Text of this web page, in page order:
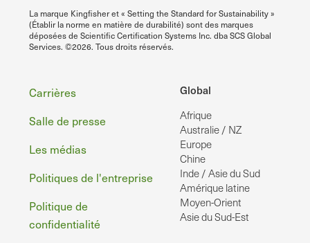
La marque Kingfisher et « Setting the Standard for Sustainability »
(Établir la norme en matière de durabilité) sont des marques
déposées de Scientific Certification Systems Inc. dba SCS Global
Services. ©2026. Tous droits réservés.
Global
Afrique
Australie / NZ
Europe
Chine
Inde / Asie du Sud
Amérique latine
Moyen-Orient
Asie du Sud-Est
Pied
de
page
Carrières
Salle de presse
Les médias
Politiques de l'entreprise
Politique de
confidentialité